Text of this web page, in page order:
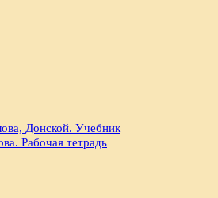
Донской. Учебник
Рабочая тетрадь